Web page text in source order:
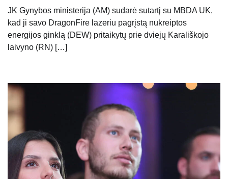
JK Gynybos ministerija (AM) sudarė sutartį su MBDA UK,
kad ji savo DragonFire lazeriu pagrįstą nukreiptos
energijos ginklą (DEW) pritaikytų prie dviejų Karališkojo
laivyno (RN) […]